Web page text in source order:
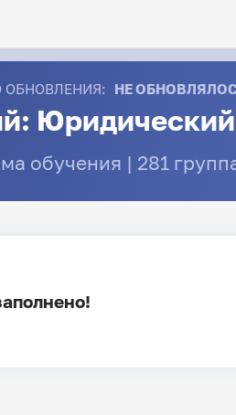
ОБНОВЛЕНИЯ: НЕ
обучения | 281